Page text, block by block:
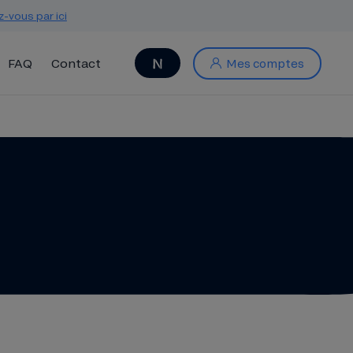
vous par ici
Mes comptes
FAQ Contact